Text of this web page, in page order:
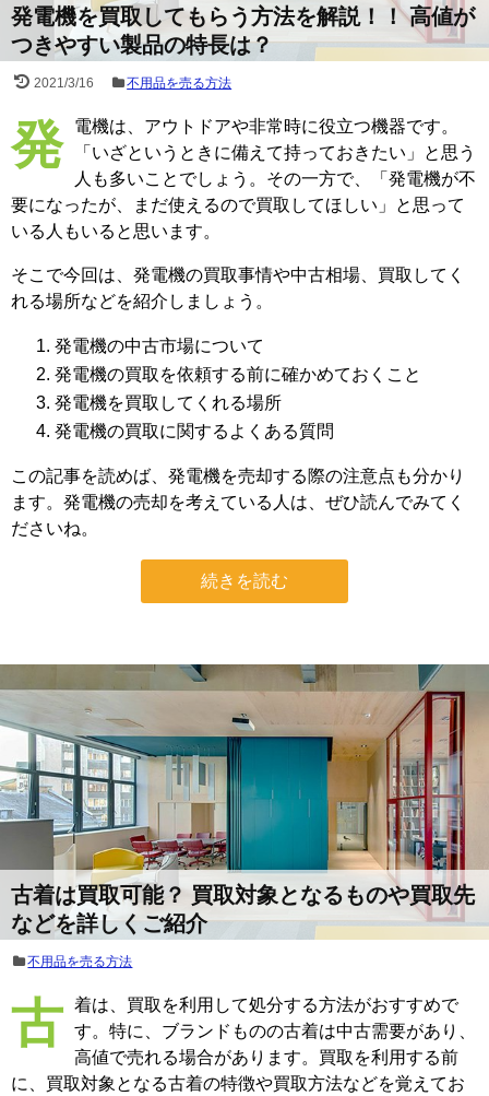
発電機を買取してもらう方法を解説！！ 高値が
つきやすい製品の特長は？
2021/3/16 不用品を売る方法
発電機は、アウトドアや非常時に役立つ機器です。
「いざというときに備えて持っておきたい」と思う
人も多いことでしょう。その一方で、「発電機が不
要になったが、まだ使えるので買取してほしい」と思って
いる人もいると思います。
そこで今回は、発電機の買取事情や中古相場、買取してく
れる場所などを紹介しましょう。
発電機の中古市場について
発電機の買取を依頼する前に確かめておくこと
発電機を買取してくれる場所
発電機の買取に関するよくある質問
この記事を読めば、発電機を売却する際の注意点も分かり
ます。発電機の売却を考えている人は、ぜひ読んでみてく
ださいね。
続きを読む
古着は買取可能？ 買取対象となるものや買取先
などを詳しくご紹介
不用品を売る方法
古着は、買取を利用して処分する方法がおすすめで す。特に、ブランドものの古着は中古需要があり、
高値で売れる場合があります。買取を利用する前
に、買取対象となる古着の特徴や買取方法などを覚えてお